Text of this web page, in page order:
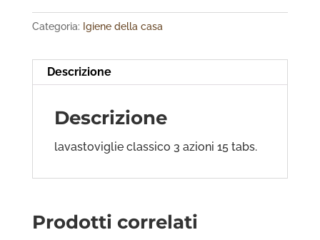
Categoria: Igiene della casa
Descrizione
Descrizione
lavastoviglie classico 3 azioni 15 tabs.
Prodotti correlati